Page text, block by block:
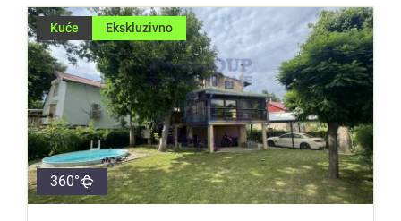
Kuće Ekskluzivno
360°